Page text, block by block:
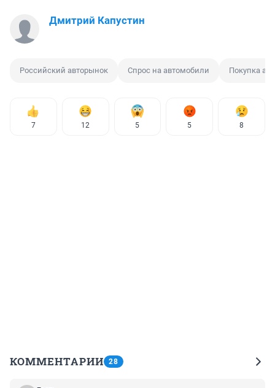
Дмитрий Капустин
Российский авторынок Спрос на автомобили Покупка
7 12 5 5 8
КОММЕНТАРИИ 28